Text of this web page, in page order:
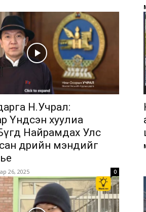
Н.Учрал:
Үндсэн хуулиа
Найрамдах Улс
өдрийн мэндийг
26, 2025 0